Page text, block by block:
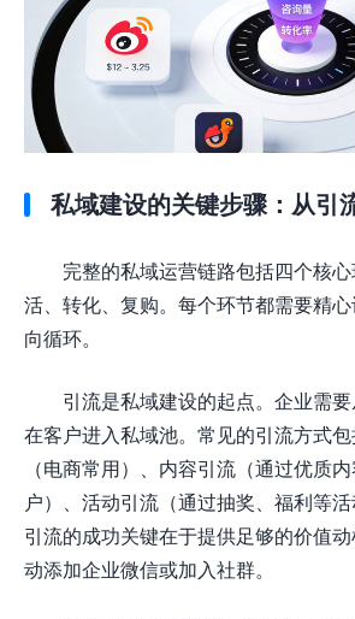
私域建设的关键步骤：从引
完整的私域运营链路包括四个核
活、转化、复购。每个环节都需要精
向循环。
引流是私域建设的起点。企业需
在客户进入私域池。常见的引流方式
（电商常用）、内容引流（通过优质
户）、活动引流（通过抽奖、福利等活
引流的成功关键在于提供足够的价值
动添加企业微信或加入社群。